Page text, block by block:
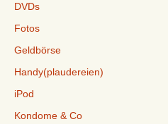
DVDs
Fotos
Geldbörse
Handy(plaudereien)
iPod
Kondome & Co